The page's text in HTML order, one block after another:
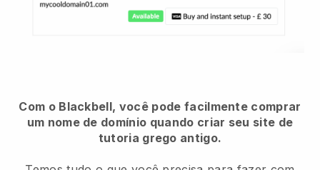
Com o Blackbell, você pode facilmente comprar
um nome de domínio quando criar seu site de
tutoria grego antigo.